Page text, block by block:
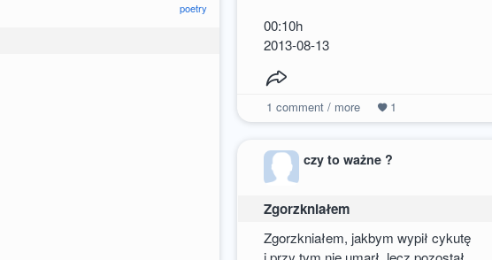
00:10h
2013-08-13
1 comment / more 1
poetry
czy to ważne ?
Zgorzkniałem
Zgorzkniałem, jakbym wypił cykutę